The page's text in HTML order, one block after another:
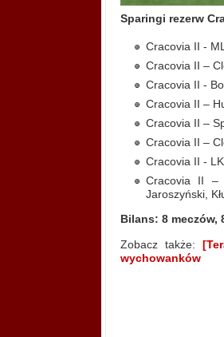
Sparingi rezerw
Cracovia II -
Cracovia II –
Cracovia II -
Cracovia II –
Cracovia II –
Cracovia II –
Cracovia II -
Cracovia II –
Jaroszyński,
Bilans: 8 meczów,
Zobacz także:
wychowanków